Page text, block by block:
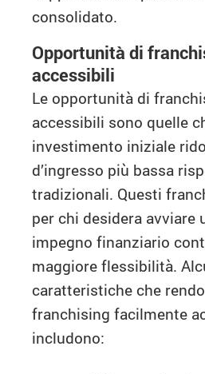
consolidato.
Opportunità di
accessibili
Le opportunità di
accessibili sono quelle
investimento iniziale
d’ingresso più bassa
tradizionali. Questi
per chi desidera avviare
impegno finanziario
maggiore flessibilità.
caratteristiche che
franchising facilmente
includono: